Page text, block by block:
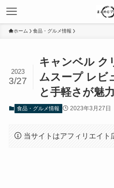
ホーム 食品・グルメ情報
キャンベル ク
ムスープ レビ
と手軽さが魅力
2023
3/27
食品・グルメ情報 2023年3月27日
当サイトはアフィリエイト